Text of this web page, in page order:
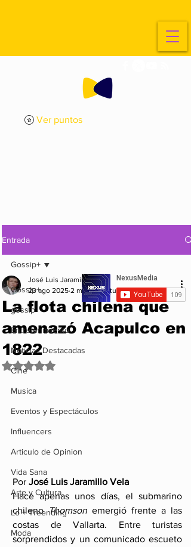
Ver puntos
Entrada
Gossip+
gossip
Entretenimiento
Noticias Destacadas
Cine
Musica
Eventos y Espectáculos
Influencers
Articulo de Opinion
Vida Sana
Arte y Cultura
Lo + Treending
Moda
Gossip+
La flota chilena que
amenazó Acapulco en
1822
José Luis Jaramillo Vela
23 ago 2025 2 min de lectura
Obtuvo NaN de 5 estrellas.
Por José Luis Jaramillo Vela
Hace apenas unos días, el submarino
chileno Thomson emergió frente a las
costas de Vallarta. Entre turistas
sorprendidos y un comunicado escueto